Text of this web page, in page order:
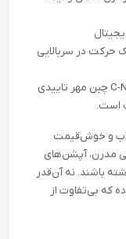
در سربالایی
C-چین مهر تاییدی
است.
جذاب و خوش‌قیمت
مدرن، آپشن‌های
باشند. نه آن‌قدر
که بی‌تفاوت از